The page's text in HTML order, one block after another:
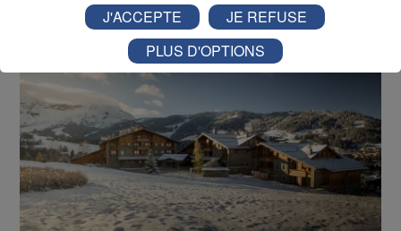
J'ACCEPTE
JE REFUSE
PLUS D'OPTIONS